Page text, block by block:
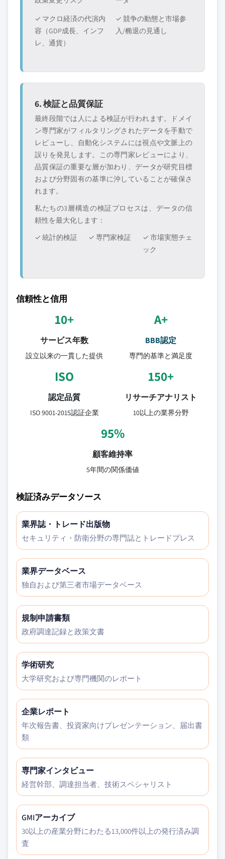
✓ マクロ経済の代演内
容（GDP成長、インフ
レ、通貨）
✓ 競争の動態と市場参
入/椭退の見通し
6. 検証と品質保証
最終段階では人による検証が行われます。ドメイ
ン専門家がフィルタリングされたデータを手動で
レビューし、自動化システムには視点や文脈上の
誤りを発見します。この専門家レビューにより、
品質保証の重要な層が加わり、データが研究目標
および分野固有の基準に沖していることが確保さ
れます。
私たちの3層構造の検証プロセスは、データの信
頼性を最大化します：
✓ 統計的検証
✓ 専門家検証
✓ 市場実態チェ
ック
信頼性と信用
10+
サービス年数
設立以来の一貫した提供
A+
BBB認定
専門的基準と満足度
ISO
認定品質
ISO 9001-2015認証企業
150+
リサーチアナリスト
10以上の業界分野
95%
顧客維持率
5年間の関係価値
検証済みデータソース
業界誌・トレード出版物
セキュリティ・防衛分野の専門誌とトレードプレス
業界データベース
独自および第三者市場データベース
規制申請書類
政府調達記録と政策文書
学術研究
大学研究および専門機関のレポート
企業レポート
年次報告書、投資家向けプレゼンテーション、届出書
類
専門家インタビュー
経営幹部、調達担当者、技術スペシャリスト
GMIアーカイブ
30以上の産業分野にわたる13,000件以上の発行済み調
査